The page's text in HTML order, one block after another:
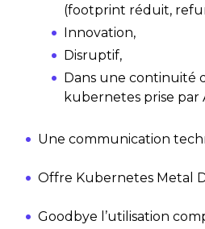
(footprint réduit,
Innovation,
Disruptif,
Dans une continuité
kubernetes prise par
Une communication
Offre Kubernetes Metal
Goodbye l’utilisation